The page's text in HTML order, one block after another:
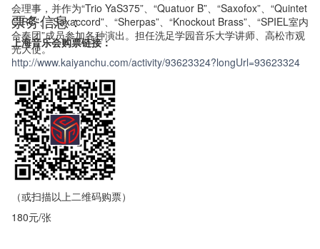
会理事，并作为“Trio YaS375”、“Quatuor B”、“Saxofox”、“Quintet
CIRC”、“Saxaccord”、“Sherpas”、“Knockout Brass”、“SPIEL室内
合奏团”成员参加各种演出。担任洗足学园音乐大学讲师、高松市观
光大使。
票务信息：
上海音乐会购票链接：
http://www.kaiyanchu.com/activity/93623324?longUrl=93623324
（或扫描以上二维码购票）
180元/张